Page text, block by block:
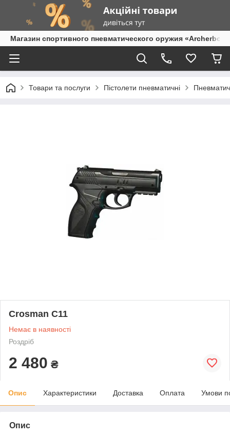
Магазин спортивного пневматического оружия
Товари та послуги Пістолети пневматичні
Crosman C11
Немає в наявності
Роздріб
2 480 ₴
Опис Характеристики Доставка Оплата Умови
Опис